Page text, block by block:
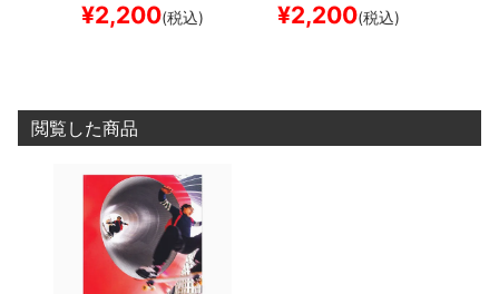
¥2,200(税込) ¥2,200(税込)
閲覧した商品